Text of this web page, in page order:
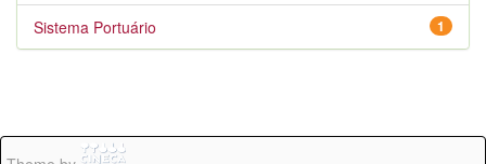
1
Sistema Portuário